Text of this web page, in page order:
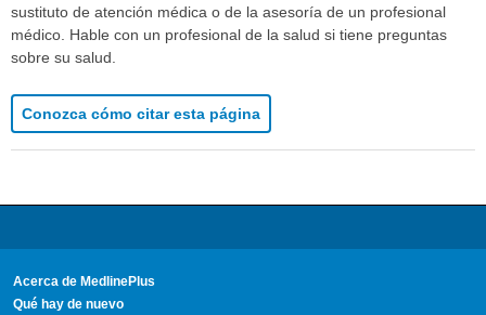
sustituto de atención médica o de la asesoría de un profesional
médico. Hable con un profesional de la salud si tiene preguntas
sobre su salud.
Conozca cómo citar esta página
Acerca de MedlinePlus
Qué hay de nuevo